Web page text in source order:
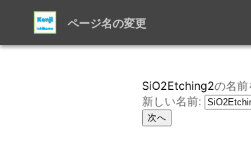
ページ名の変更
SiO2Etching2の名前
新しい名前: